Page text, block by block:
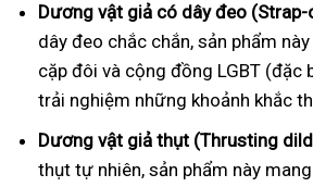
Dương vật giả có dây đeo
dây đeo chắc chắn, sản phẩm
cặp đôi và cộng đồng LGBT (đặc
trải nghiệm những khoảnh khắc
Dương vật giả thụt (Thrusting
thụt tự nhiên, sản phẩm này